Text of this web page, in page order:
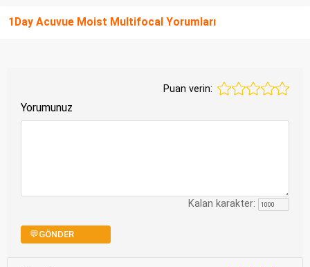
1Day Acuvue Moist Multifocal Yorumları
Puan verin:
Yorumunuz
Kalan karakter:
💬GÖNDER